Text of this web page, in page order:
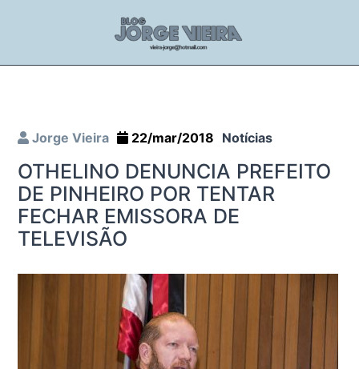
Jorge Vieira 22/mar/2018 Notícias
OTHELINO DENUNCIA PREFEITO
DE PINHEIRO POR TENTAR
FECHAR EMISSORA DE
TELEVISÃO